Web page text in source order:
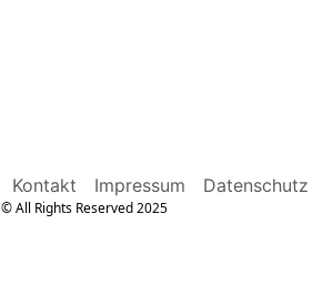
Kontakt Impressum Datenschutz
© All Rights Reserved 2025